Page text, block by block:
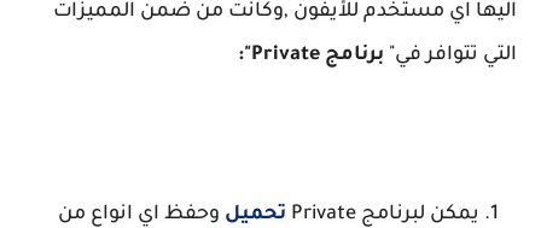
اليها اي مستخدم للأيفون ,وكانت من ضمن المميزات
التي تتوافر في" برنامج Private":
يمكن لبرنامج Private تحميل وحفظ اي انواع من